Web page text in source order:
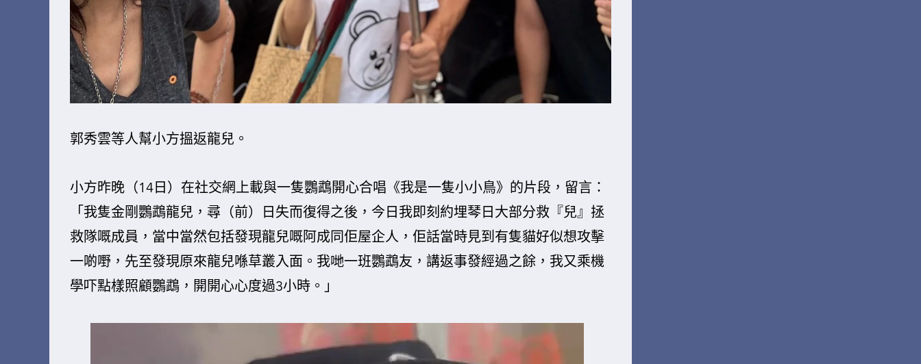
郭秀雲等人幫小方搵返龍兒。
小方昨晚（14日）在社交網上載與一隻鸚鵡開心合唱《我是一隻小小鳥》的片段，留言：
「我隻金剛鸚鵡龍兒，尋（前）日失而復得之後，今日我即刻約埋琴日大部分救『兒』拯
救隊嘅成員，當中當然包括發現龍兒嘅阿成同佢屋企人，佢話當時見到有隻貓好似想攻擊
一啲嘢，先至發現原來龍兒喺草叢入面。我哋一班鸚鵡友，講返事發經過之餘，我又乘機
學吓點樣照顧鸚鵡，開開心心度過3小時。」